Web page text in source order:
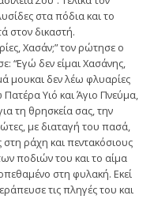
στα πόδια και το
στον δικαστή.
Χασάν;” τον ρώτησε ο
“Εγώ δεν είμαι Χασάνης,
μουκαι δεν λέω φλυαρίες
Υιό και Άγιο Πνεύμα,
τη θρησκεία σας, την
με διαταγή του πασά,
ράχη και πεντακόσιους
ποδιών του και το αίμα
στη φυλακή. Εκεί
τις πληγές του και